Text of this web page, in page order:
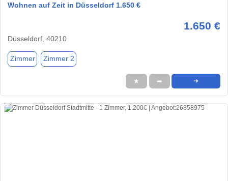
Wohnen auf Zeit in Düsseldorf 1.650 €
1.650 €
Düsseldorf, 40210
Zimmer Zimmer 2
★ ➦ ➜